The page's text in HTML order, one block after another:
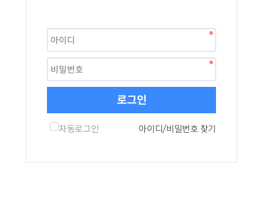
로그인
자동로그인 아이디/비밀번호 찾기